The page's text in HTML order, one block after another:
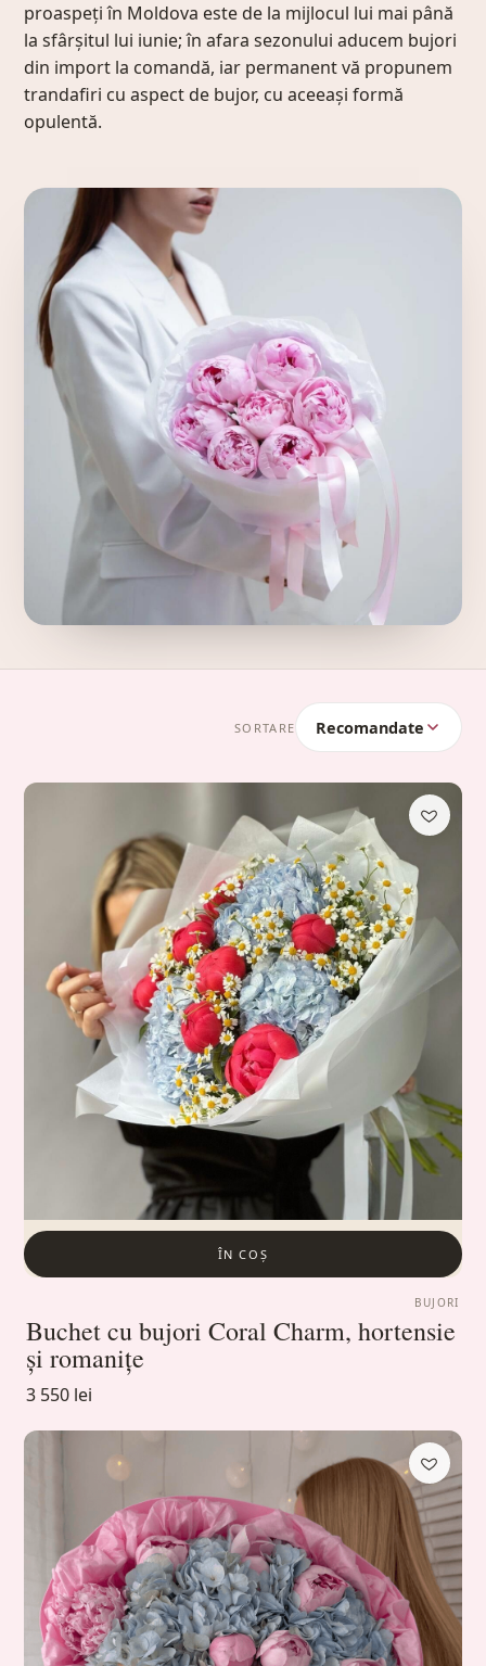
proaspeți în Moldova este de la mijlocul lui mai până
la sfârșitul lui iunie; în afara sezonului aducem bujori
din import la comandă, iar permanent vă propunem
trandafiri cu aspect de bujor, cu aceeași formă
opulentă.
SORTARE Recomandate
ÎN COȘ
BUJORI
Buchet cu bujori Coral Charm, hortensie
și romanițe
3 550 lei